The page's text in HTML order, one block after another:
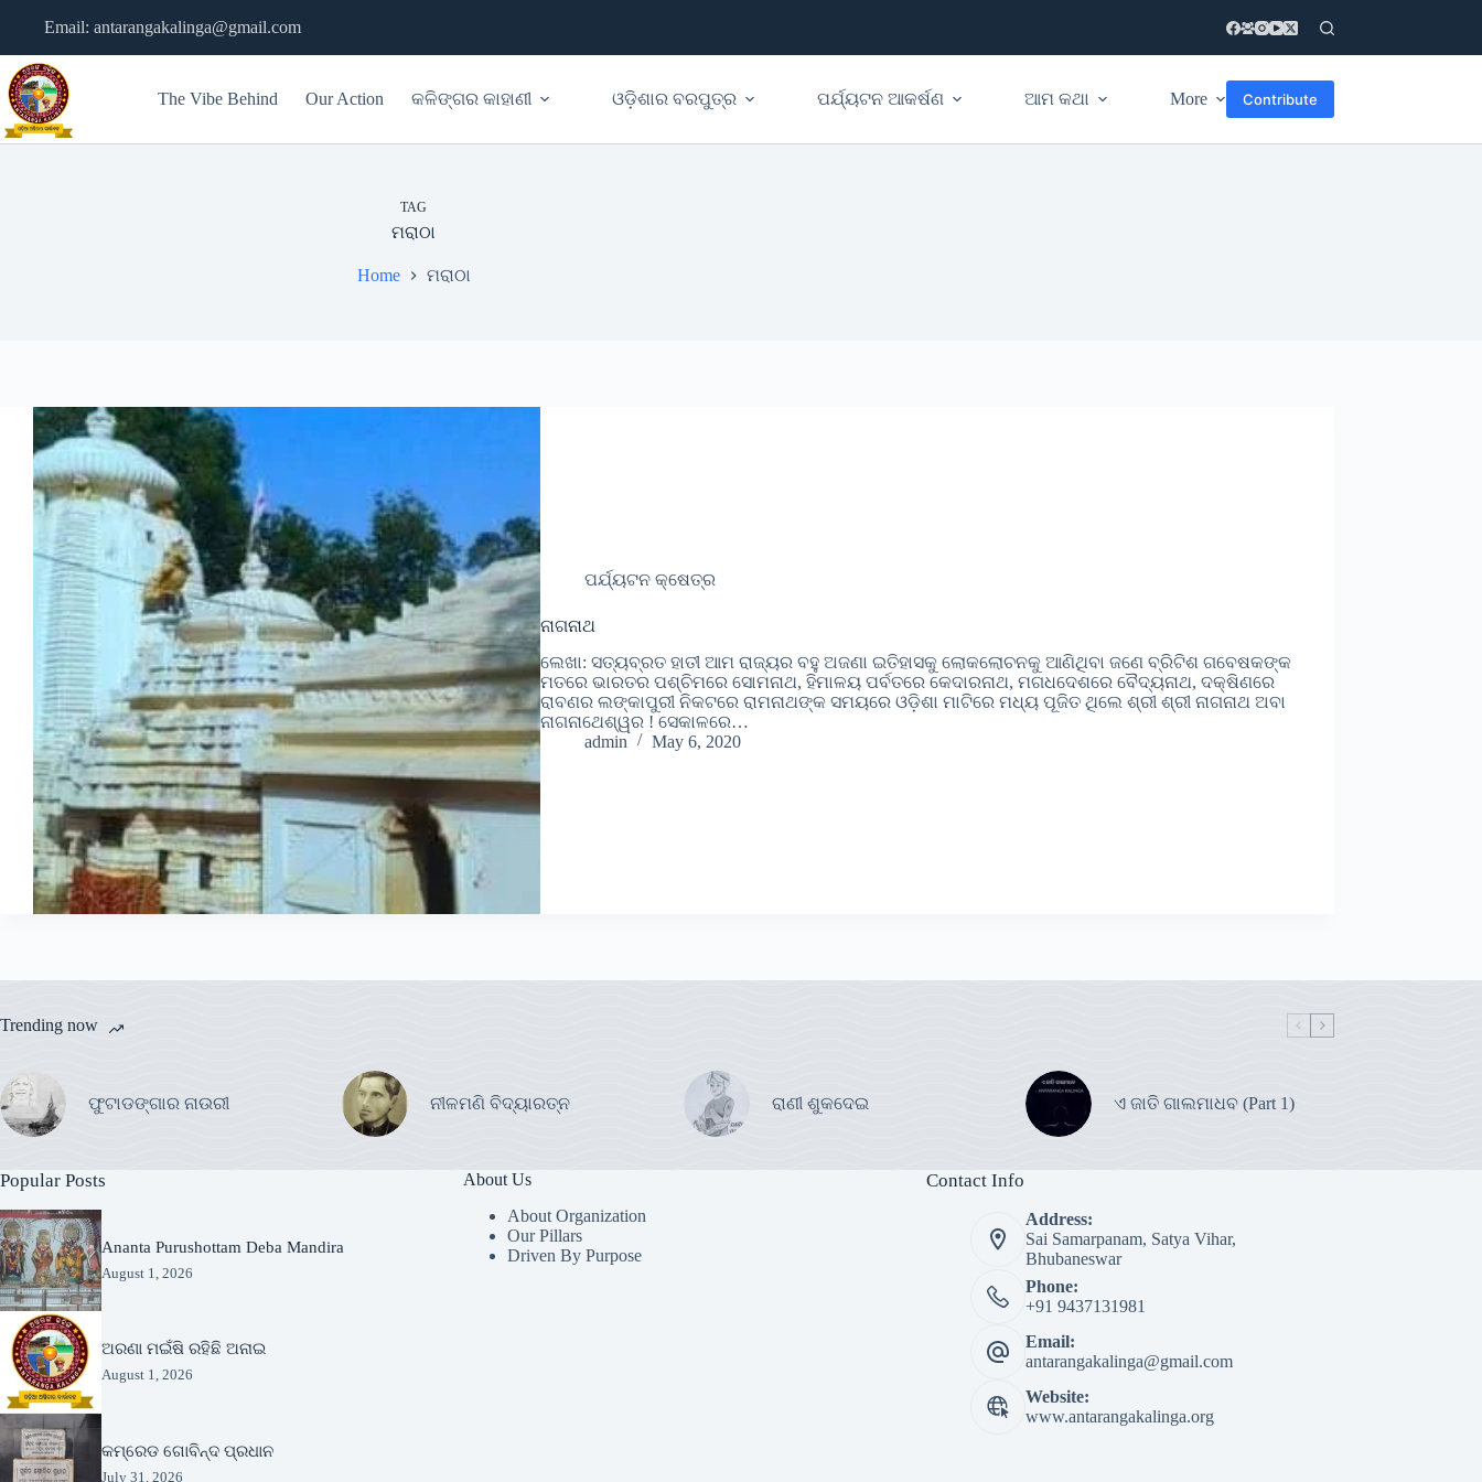
Email: antarangakalinga@gmail.com
The Vibe Behind Our Action କଳିଙ୍ଗର କାହାଣୀ ଓଡ଼ିଶାର ବରପୁତ୍ର ପର୍ଯ୍ୟଟନ ଆକର୍ଷଣ ଆମ କଥା More Contribute
TAG
ମରାଠା
Home ମରାଠା
ପର୍ଯ୍ୟଟନ କ୍ଷେତ୍ର
ନାଗନାଥ
ଲେଖା: ସତ୍ୟବ୍ରତ ହାତୀ ଆମ ରାଜ୍ୟର ବହୁ ଅଜଣା ଇତିହାସକୁ ଲୋକଲୋଚନକୁ ଆଣିଥିବା ଜଣେ ବ୍ରିଟିଶ ଗବେଷକଙ୍କ
ମତରେ ଭାରତର ପଶ୍ଚିମରେ ସୋମନାଥ, ହିମାଳୟ ପର୍ବତରେ କେଦାରନାଥ, ମଗଧଦେଶରେ ବୈଦ୍ୟନାଥ, ଦକ୍ଷିଣରେ
ରାବଣର ଲଙ୍କାପୁରୀ ନିକଟରେ ରାମନାଥଙ୍କ ସମୟରେ ଓଡ଼ିଶା ମାଟିରେ ମଧ୍ୟ ପୂଜିତ ଥିଲେ ଶ୍ରୀ ଶ୍ରୀ ନାଗନାଥ ଅବା
ନାଗନାଥେଶ୍ୱର ! ସେକାଳରେ…
admin
May 6, 2020
Trending now
ଫୁଟାଡଙ୍ଗାର ନାଉରୀ ନୀଳମଣି ବିଦ୍ୟାରତ୍ନ ରାଣୀ ଶୁକଦେଇ ଏ ଜାତି ଗାଲମାଧବ (Part 1)
Popular Posts
Ananta Purushottam Deba Mandira
August 1, 2026
ଅରଣା ମଇଁଷି ରହିଛି ଅନାଇ
August 1, 2026
କମ୍ରେଡ ଗୋବିନ୍ଦ ପ୍ରଧାନ
July 31, 2026
About Us
About Organization
Our Pillars
Driven By Purpose​
Contact Info
Address:
Sai Samarpanam, Satya Vihar,
Bhubaneswar
Phone:
+91 9437131981
Email:
antarangakalinga@gmail.com
Website:
www.antarangakalinga.org